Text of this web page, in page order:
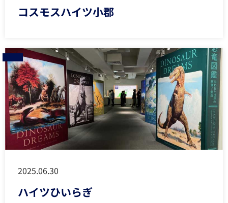
コスモスハイツ小郡
2025.06.30
ハイツひいらぎ